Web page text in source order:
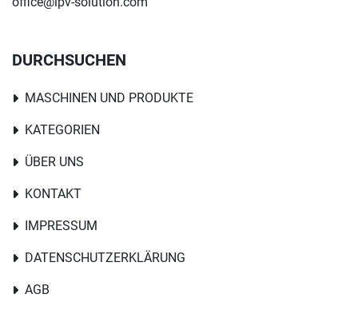
DURCHSUCHEN
MASCHINEN UND PRODUKTE
KATEGORIEN
ÜBER UNS
KONTAKT
IMPRESSUM
DATENSCHUTZERKLÄRUNG
AGB